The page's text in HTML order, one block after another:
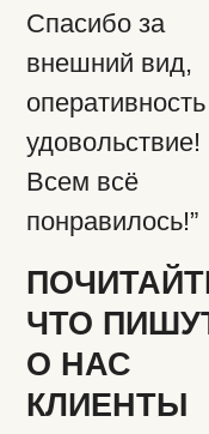
Спасибо за
внешний вид,
удовольствие!
Всем всё
понравилось!”
ЧТО
О НАС
КЛИЕНТЫ